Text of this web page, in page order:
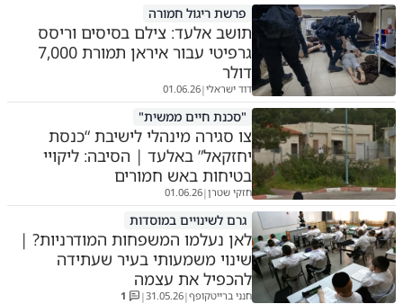
פרשת ריגול חמורה
תושב אלעד: צילם בסיסים וריסס
גרפיטי עבור איראן תמורת 7,000
דולר
דוד ישראלי|
01.06.26
"סכנת חיים ממשית"
צו סגירה מינהלי לישיבת “כנסת
יחזקאל” באלעד | הסיבה: ליקויי
בטיחות באש חמורים
חזקי שטרן|
01.06.26
גרם לשינויים במוסדות
לאן נעלמו המשפחות המודרניות? |
שינוי משמעותי בעיר שעתידה
להכפיל את עצמה
חנני ברייטקופף|
31.05.26
|
1